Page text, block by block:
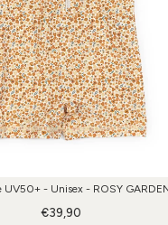
UV50+ - Unisex - ROSY
€39,90